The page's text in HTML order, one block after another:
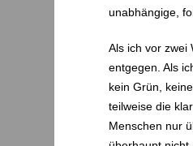
unabhängige,
Als ich vor zwei
entgegen. Als
kein Grün,
teilweise die
Menschen nur